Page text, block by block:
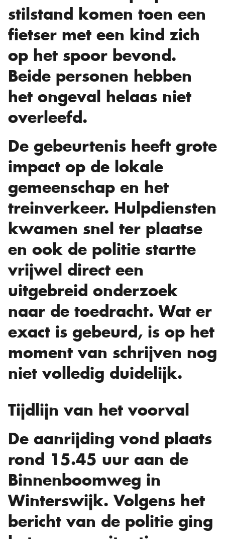
stilstand komen toen een
fietser met een kind zich
op het spoor bevond.
Beide personen hebben
het ongeval helaas niet
overleefd.
De gebeurtenis heeft grote
impact op de lokale
gemeenschap en het
treinverkeer. Hulpdiensten
kwamen snel ter plaatse
en ook de politie startte
vrijwel direct een
uitgebreid onderzoek
naar de toedracht. Wat er
exact is gebeurd, is op het
moment van schrijven nog
niet volledig duidelijk.
Tijdlijn van het voorval
De aanrijding vond plaats
rond 15.45 uur aan de
Binnenboomweg in
Winterswijk. Volgens het
bericht van de politie ging